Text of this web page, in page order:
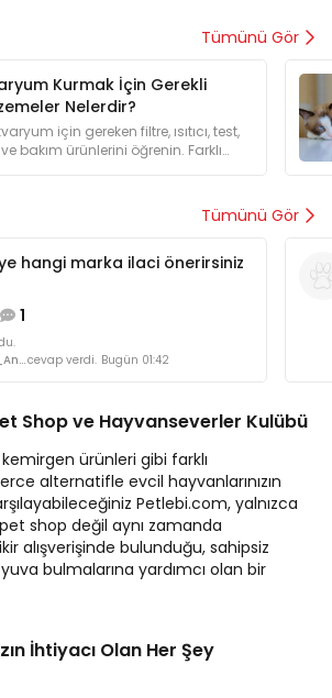
Tümünü Gör
Kurmak İçin Gerekli
Nelerdir?
için gereken filtre, ısıtıcı, test,
bakım ürünlerini öğrenin. Farklı
Tümünü Gör
hangi marka ilaci önerirsiniz
1
Mirmirin_Annesiicevap verdi. Bugün 01:42
Shop ve Hayvanseverler Kulübü
ürünleri gibi farklı
alternatifle evcil hayvanlarınızın
Petlebi.com, yalnızca
shop değil aynı zamanda
alışverişinde bulunduğu, sahipsiz
yuva bulmalarına yardımcı olan bir
İhtiyacı Olan Her Şey